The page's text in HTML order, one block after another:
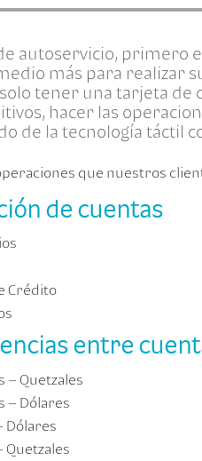
autoservicio, primero
más para realizar
tener una tarjeta
hacer las
de la tecnología táctil
que nuestros
de cuentas
Crédito
entre
– Quetzales
– Dólares
Dólares
Quetzales